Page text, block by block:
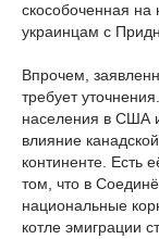
скособоченная на
украинцам с
Впрочем,
требует
населения в США
влияние
континенте. Есть
том, что в
национальные
котле эмиграции